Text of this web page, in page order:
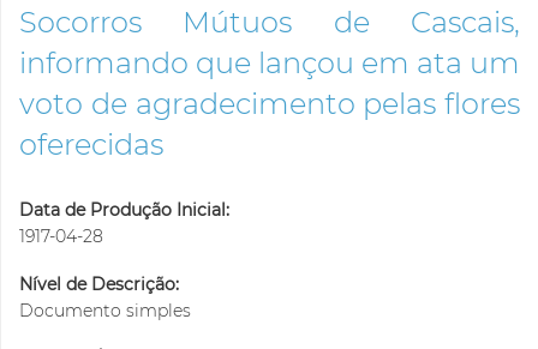
Socorros Mútuos de Cascais,
informando que lançou em ata um
voto de agradecimento pelas flores
oferecidas
Data de Produção Inicial:
1917-04-28
Nível de Descrição:
Documento simples